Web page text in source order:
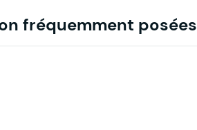
fréquemment posées